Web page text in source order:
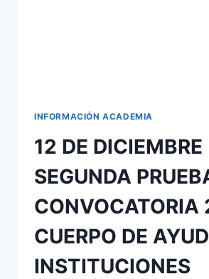
INFORMACIÓN ACADEMIA
12 DE DICIEMBRE
SEGUNDA
CUERPO DE
INSTITUCIONES